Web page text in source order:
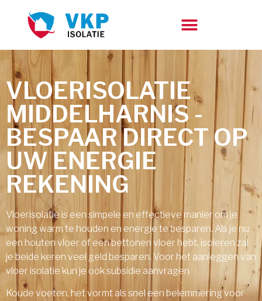
VLOERISOLATIE
MIDDELHARNIS -
BESPAAR DIRECT OP
UW ENERGIE
REKENING
Vloerisolatie is een simpele en effectieve manier om je
woning warm te houden en energie te besparen. Als je nu
een houten vloer of een bettonen vloer hebt, isoleren zal
je beide keren veel geld besparen. Voor het aanleggen van
vloer isolatie kun je ook subsidie aanvragen
Koude voeten, het vormt als snel een belemmering voor